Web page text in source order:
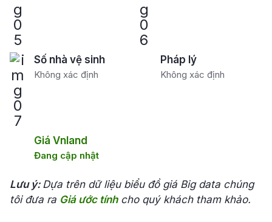
Số nhà vệ sinh
Không xác định
Pháp lý
Không xác định
Giá Vnland
Đang cập nhật
Lưu ý: Dựa trên dữ liệu biểu đồ giá Big data chúng
tôi đưa ra Giá ước tínhcho quý khách tham khảo.